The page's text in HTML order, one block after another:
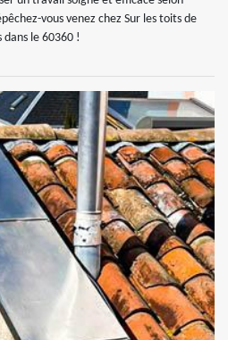
vous venez chez Sur les toits de
dans le 60360 !